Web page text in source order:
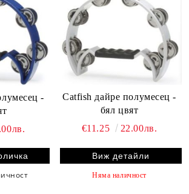
-
Catfish дайре полумесец -
бял цвят
€11.25
22.00лв.
Виж детайли
Няма наличност